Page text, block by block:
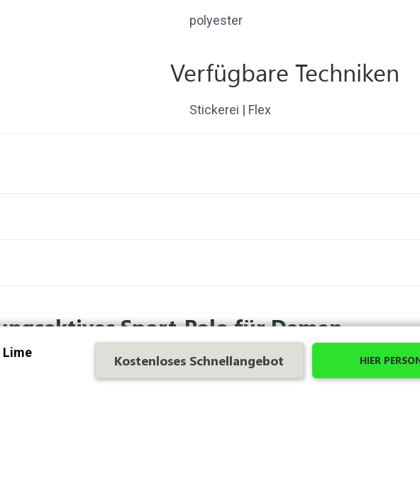
polyester
Verfügbare Techniken
Stickerei | Flex
Sport-Polo für Damen
in dem Sie sich unter allen Umständen wohl fühlen werden. Mit einem Stoff aus
Lime Kostenloses Schnellangebot HIER